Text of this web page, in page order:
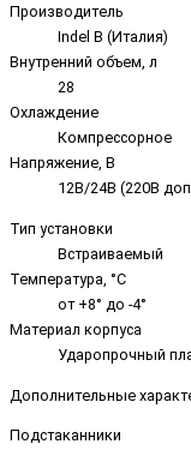
Производитель
Indel B (Италия)
Внутренний объем, л
28
Охлаждение
Компрессорное
Напряжение, В
12В/24В (220В
Тип установки
Встраиваемый
Температура, °C
от +8° до -4°
Материал корпуса
Ударопрочный
Дополнительные
Подстаканники